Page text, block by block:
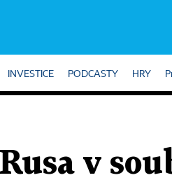
INVESTICE PODCASTY HRY
v